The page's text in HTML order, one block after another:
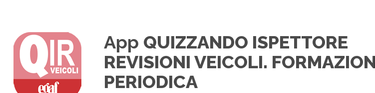
App QUIZZANDO ISPETTORE
REVISIONI VEICOLI.
PERIODICA